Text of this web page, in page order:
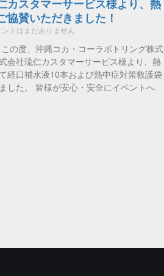
カスタマーサービス様より、熱
協賛いただきました！
ントはまだありません
の度、沖縄コカ・コーラボトリング株式
会社琉仁カスタマーサービス様より、熱
経口補水液10本および熱中症対策救護袋
した。 皆様が安心・安全にイベントへ